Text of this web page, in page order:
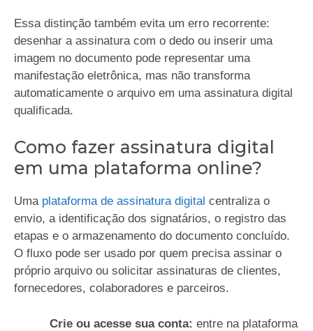
Essa distinção também evita um erro recorrente:
desenhar a assinatura com o dedo ou inserir uma
imagem no documento pode representar uma
manifestação eletrônica, mas não transforma
automaticamente o arquivo em uma assinatura digital
qualificada.
Como fazer assinatura digital
em uma plataforma online?
Uma plataforma de assinatura digital centraliza o
envio, a identificação dos signatários, o registro das
etapas e o armazenamento do documento concluído.
O fluxo pode ser usado por quem precisa assinar o
próprio arquivo ou solicitar assinaturas de clientes,
fornecedores, colaboradores e parceiros.
Crie ou acesse sua conta: entre na plataforma